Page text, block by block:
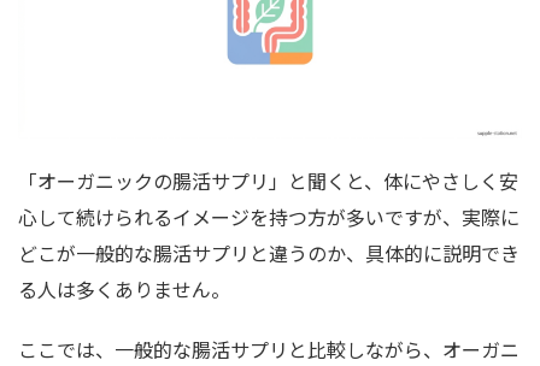
「オーガニックの腸活サプリ」と聞くと、体にやさしく安
心して続けられるイメージを持つ方が多いですが、実際に
どこが一般的な腸活サプリと違うのか、具体的に説明でき
る人は多くありません。
ここでは、一般的な腸活サプリと比較しながら、オーガニ